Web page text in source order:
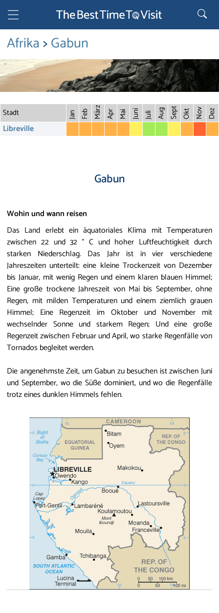
Afrika>Gabun
Stadt Jan Feb März Apr Mai Juni Juli Aug Sept Okt Nov Dez
Libreville
Gabun
Wohin und wann reisen
Das Land erlebt ein äquatoriales Klima mit Temperaturen
zwischen 22 und 32 ° C und hoher Luftfeuchtigkeit durch
starken Niederschlag. Das Jahr ist in vier verschiedene
Jahreszeiten unterteilt: eine kleine Trockenzeit von Dezember
bis Januar, mit wenig Regen und einem klaren blauen Himmel;
Eine große trockene Jahreszeit von Mai bis September, ohne
Regen, mit milden Temperaturen und einem ziemlich grauen
Himmel; Eine Regenzeit im Oktober und November mit
wechselnder Sonne und starkem Regen; Und eine große
Regenzeit zwischen Februar und April, wo starke Regenfälle von
Tornados begleitet werden.
Die angenehmste Zeit, um Gabun zu besuchen ist zwischen Juni
und September, wo die Süße dominiert, und wo die Regenfälle
trotz eines dunklen Himmels fehlen.